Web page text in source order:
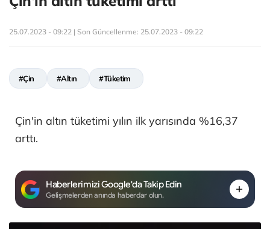
25.07.2023 - 09:22 | Son Güncellenme: 25.07.2023 - 09:22
#Çin #Altın #Tüketim
Çin'in altın tüketimi yılın ilk yarısında %16,37
arttı.
Haberlerimizi Google'da Takip Edin
Gelişmelerden anında haberdar olun.